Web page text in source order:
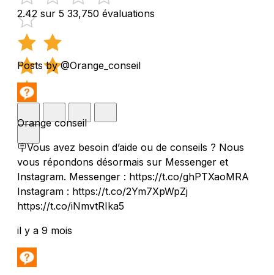
2.42 sur 5 33,750 évaluations
Posts by @Orange_conseil
Orange conseil
🪧Vous avez besoin d’aide ou de conseils ? Nous
vous répondons désormais sur Messenger et
Instagram. Messenger : https://t.co/ghPTXaoMRA
Instagram : https://t.co/2Ym7XpWpZj
https://t.co/iNmvtRIka5
il y a 9 mois